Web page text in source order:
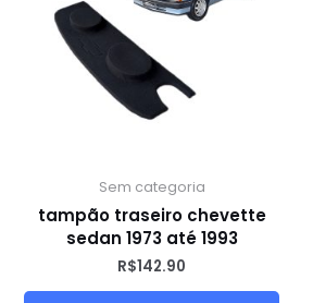
Sem categoria
tampão traseiro chevette
sedan 1973 até 1993
R$142.90